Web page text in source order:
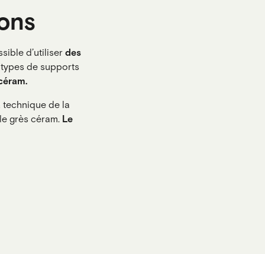
d’utiliserdes
de supports
technique de la
grès céram. Le